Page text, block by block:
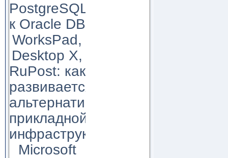
PostgreSQL
к Oracle DB
WorksPad,
Desktop X,
RuPost: как
развивается
альтернатива
прикладной
инфраструктуре
Microsoft